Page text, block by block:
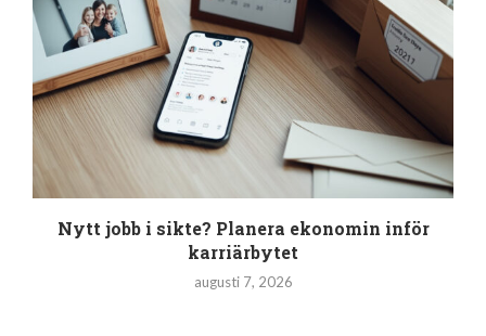
Nytt jobb i sikte? Planera ekonomin inför
karriärbytet
augusti 7, 2026